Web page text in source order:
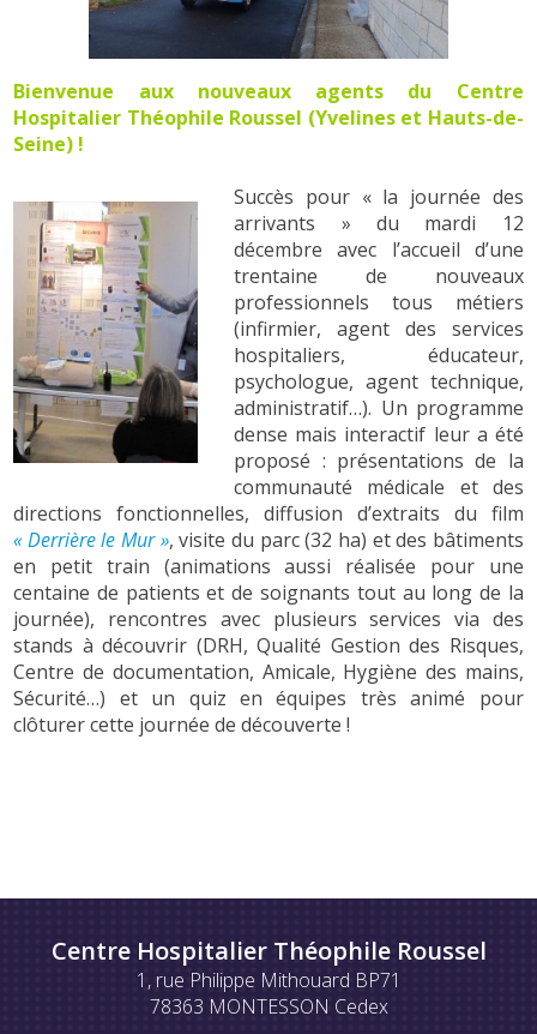
Bienvenue aux nouveaux agents du Centre
Hospitalier Théophile Roussel (Yvelines et Hauts-de-
Seine) !
Succès pour « la journée des
arrivants » du mardi 12
décembre avec l’accueil d’une
trentaine de nouveaux
professionnels tous métiers
(infirmier, agent des services
hospitaliers, éducateur,
psychologue, agent technique,
administratif…). Un programme
dense mais interactif leur a été
proposé : présentations de la
communauté médicale et des
directions fonctionnelles, diffusion d’extraits du film
« Derrière le Mur », visite du parc (32 ha) et des bâtiments
en petit train (animations aussi réalisée pour une
centaine de patients et de soignants tout au long de la
journée), rencontres avec plusieurs services via des
stands à découvrir (DRH, Qualité Gestion des Risques,
Centre de documentation, Amicale, Hygiène des mains,
Sécurité…) et un quiz en équipes très animé pour
clôturer cette journée de découverte !
Centre Hospitalier Théophile Roussel
1, rue Philippe Mithouard BP71
78363 MONTESSON Cedex